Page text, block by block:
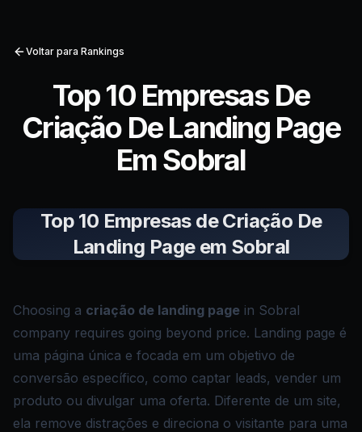
Voltar para Rankings
Top 10 Empresas De
Criação De Landing Page
Em Sobral
Top 10 Empresas de Criação De
Landing Page em Sobral
Choosing a criação de landing page in Sobral
company requires going beyond price. Landing page é
uma página única e focada em um objetivo de
conversão específico, como captar leads, vender um
produto ou divulgar uma oferta. Diferente de um site,
ela remove distrações e direciona o visitante para uma